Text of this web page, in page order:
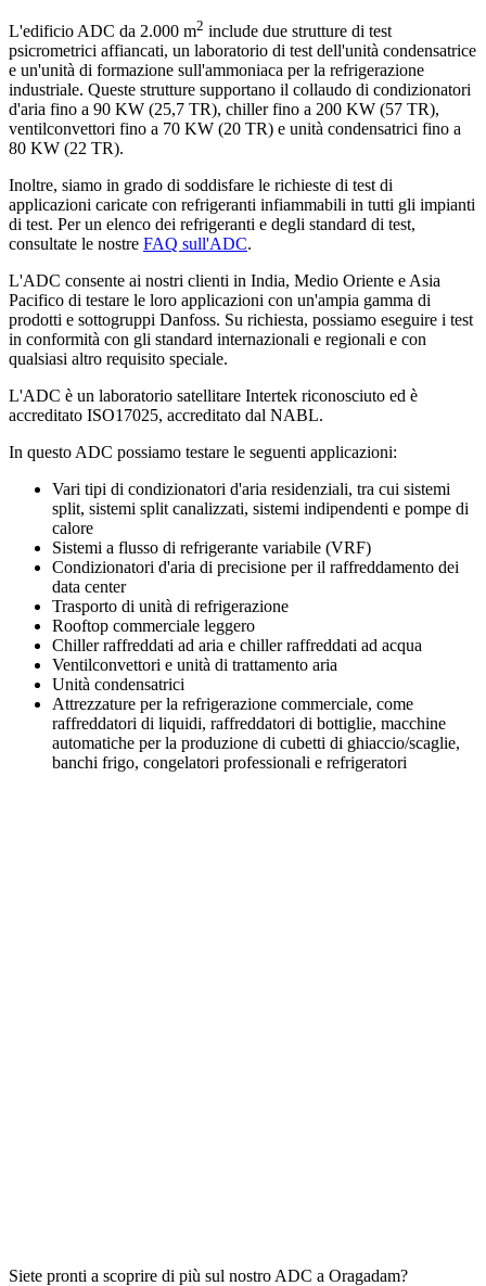
L'edificio ADC da 2.000 m2 include due strutture di test
psicrometrici affiancati, un laboratorio di test dell'unità condensatrice
e un'unità di formazione sull'ammoniaca per la refrigerazione
industriale. Queste strutture supportano il collaudo di condizionatori
d'aria fino a 90 KW (25,7 TR), chiller fino a 200 KW (57 TR),
ventilconvettori fino a 70 KW (20 TR) e unità condensatrici fino a
80 KW (22 TR).
Inoltre, siamo in grado di soddisfare le richieste di test di
applicazioni caricate con refrigeranti infiammabili in tutti gli impianti
di test. Per un elenco dei refrigeranti e degli standard di test,
consultate le nostre FAQ sull'ADC.
L'ADC consente ai nostri clienti in India, Medio Oriente e Asia
Pacifico di testare le loro applicazioni con un'ampia gamma di
prodotti e sottogruppi Danfoss. Su richiesta, possiamo eseguire i test
in conformità con gli standard internazionali e regionali e con
qualsiasi altro requisito speciale.
L'ADC è un laboratorio satellitare Intertek riconosciuto ed è
accreditato ISO17025, accreditato dal NABL.
In questo ADC possiamo testare le seguenti applicazioni:
Vari tipi di condizionatori d'aria residenziali, tra cui sistemi
split, sistemi split canalizzati, sistemi indipendenti e pompe di
calore
Sistemi a flusso di refrigerante variabile (VRF)
Condizionatori d'aria di precisione per il raffreddamento dei
data center
Trasporto di unità di refrigerazione
Rooftop commerciale leggero
Chiller raffreddati ad aria e chiller raffreddati ad acqua
Ventilconvettori e unità di trattamento aria
Unità condensatrici
Attrezzature per la refrigerazione commerciale, come
raffreddatori di liquidi, raffreddatori di bottiglie, macchine
automatiche per la produzione di cubetti di ghiaccio/scaglie,
banchi frigo, congelatori professionali e refrigeratori
Siete pronti a scoprire di più sul nostro ADC a Oragadam?